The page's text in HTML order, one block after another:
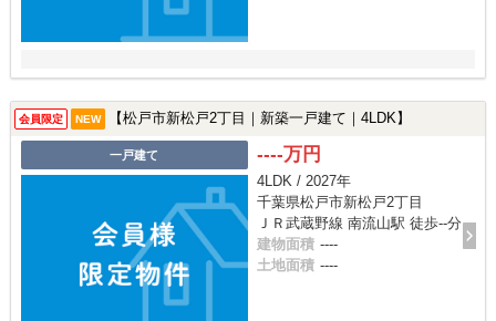
会員限定 NEW 【松戸市新松戸2丁目｜新築一戸建て｜4LDK】
一戸建て ----万円
4LDK / 2027年
千葉県松戸市新松戸2丁目
ＪＲ武蔵野線 南流山駅 徒歩--分
建物面積 ----
土地面積 ----